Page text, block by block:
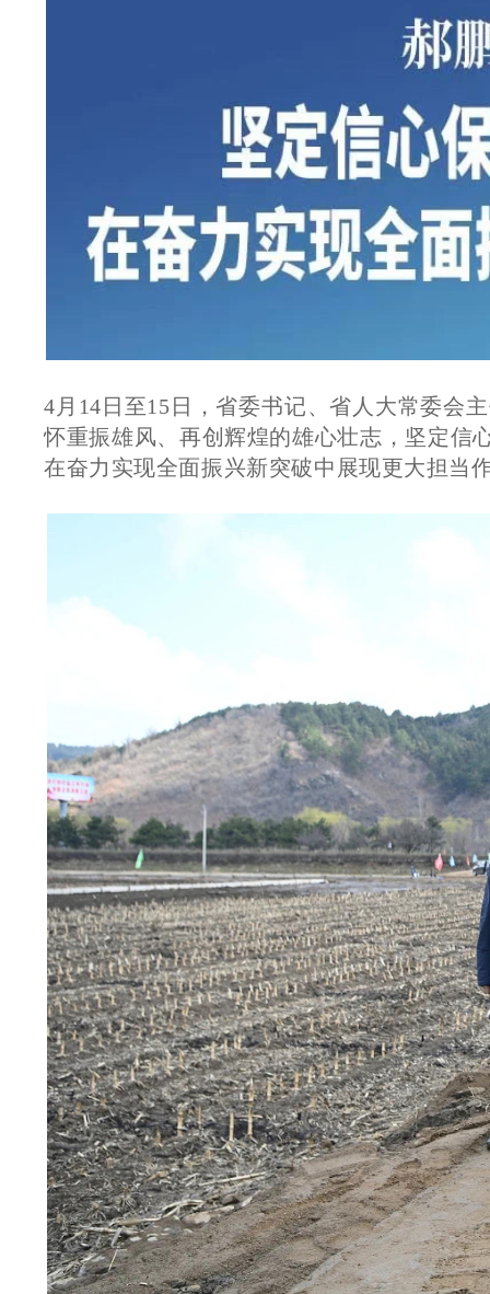
4月14日至15日，省委书记、省人大常委会
怀重振雄风、再创辉煌的雄心壮志，坚定信
在奋力实现全面振兴新突破中展现更大担当